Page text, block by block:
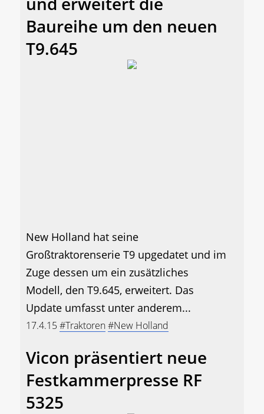
Baureihe um den neuen
T9.645
New Holland hat seine
Großtraktorenserie T9 upgedatet und im
Zuge dessen um ein zusätzliches
Modell, den T9.645, erweitert. Das
Update umfasst unter anderem...
17.4.15#Traktoren#New Holland
Vicon präsentiert neue
Festkammerpresse RF
5325